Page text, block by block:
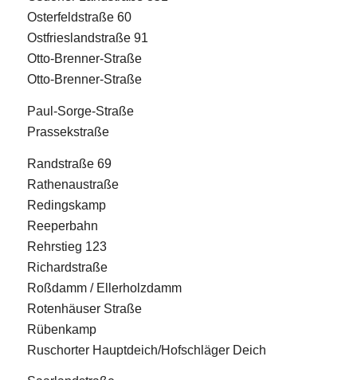
Osterfeldstraße 60
Ostfrieslandstraße 91
Otto-Brenner-Straße
Otto-Brenner-Straße
Paul-Sorge-Straße
Prassekstraße
Randstraße 69
Rathenaustraße
Redingskamp
Reeperbahn
Rehrstieg 123
Richardstraße
Roßdamm / Ellerholzdamm
Rotenhäuser Straße
Rübenkamp
Ruschorter Hauptdeich/Hofschläger Deich